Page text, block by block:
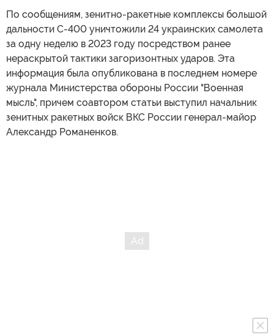
По сообщениям, зенитно-ракетные комплексы большой
дальности С-400 уничтожили 24 украинских самолета
за одну неделю в 2023 году посредством ранее
нераскрытой тактики загоризонтных ударов. Эта
информация была опубликована в последнем номере
журнала Министерства обороны России "Военная
мысль", причем соавтором статьи выступил начальник
зенитных ракетных войск ВКС России генерал-майор
Александр Романенков.